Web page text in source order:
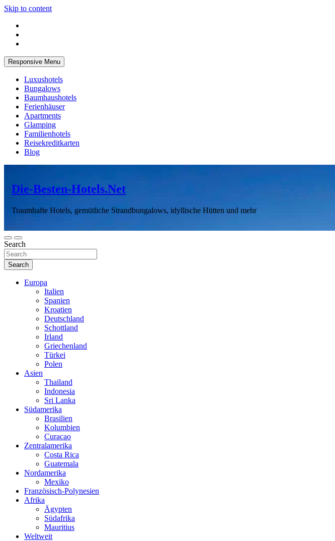
Skip to content
Responsive Menu
Luxushotels
Bungalows
Baumhaushotels
Ferienhäuser
Apartments
Glamping
Familienhotels
Reisekreditkarten
Blog
Die-Besten-Hotels.Net
Traumhafte Hotels, gemütliche Strandbungalows, idyllische Hütten und mehr
Search
Search
Europa
Italien
Spanien
Kroatien
Deutschland
Schottland
Irland
Griechenland
Türkei
Polen
Asien
Thailand
Indonesia
Sri Lanka
Südamerika
Brasilien
Kolumbien
Curacao
Zentralamerika
Costa Rica
Guatemala
Nordamerika
Mexiko
Französisch-Polynesien
Afrika
Ägypten
Südafrika
Mauritius
Weltweit